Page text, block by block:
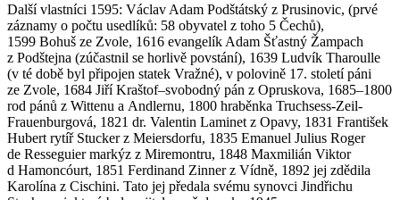
Další vlastníci 1595: Václav Adam Podštátský z Prusinovic, (prvé
záznamy o počtu usedlíků: 58 obyvatel z toho 5 Čechů),
1599 Bohuš ze Zvole, 1616 evangelík Adam Šťastný Žampach
z Podštejna (zúčastnil se horlivě povstání), 1639 Ludvík Tharoulle
(v té době byl připojen statek Vražné), v polovině 17. století páni
ze Zvole, 1684 Jiří Kraštof–svobodný pán z Opruskova, 1685–1800
rod pánů z Wittenu a Andlernu, 1800 hraběnka Truchsess-Zeil-
Frauenburgová, 1821 dr. Valentin Laminet z Opavy, 1831 František
Hubert rytíř Stucker z Meiersdorfu, 1835 Emanuel Julius Roger
de Resseguier markýz z Miremontru, 1848 Maxmilián Viktor
d Hamoncóurt, 1851 Ferdinand Zinner z Vídně, 1892 jej zdědila
Karolína z Cischini. Tato jej předala svému synovci Jindřichu